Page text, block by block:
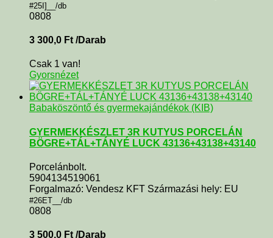
#25I]__/db
0808
3 300,0 Ft /Darab
Csak 1 van!
Gyorsnézet
Babaköszöntő és gyermekajándékok (KIB)
GYERMEKKÉSZLET 3R KUTYUS PORCELÁN
BÖGRE+TÁL+TÁNYÉ LUCK 43136+43138+43140
Porcelánbolt.
5904134519061
Forgalmazó: Vendesz KFT Származási hely: EU
#26ET__/db
0808
3 500,0 Ft /Darab